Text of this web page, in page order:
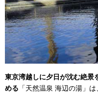
東京湾越しに夕日が沈む絶景
める 「天然温泉 海辺の湯」